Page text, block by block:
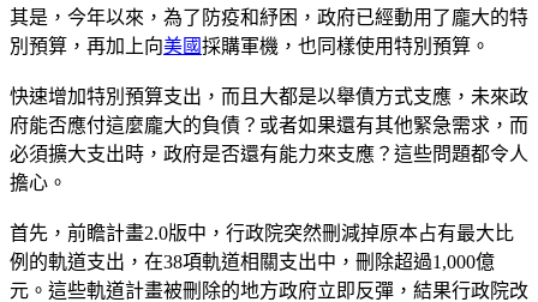
其是，今年以來，為了防疫和紓困，政府已經動用了龐大的特
別預算，再加上向美國採購軍機，也同樣使用特別預算。
快速增加特別預算支出，而且大都是以舉債方式支應，未來政
府能否應付這麼龐大的負債？或者如果還有其他緊急需求，而
必須擴大支出時，政府是否還有能力來支應？這些問題都令人
擔心。
首先，前瞻計畫2.0版中，行政院突然刪減掉原本占有最大比
例的軌道支出，在38項軌道相關支出中，刪除超過1,000億
元。這些軌道計畫被刪除的地方政府立即反彈，結果行政院改